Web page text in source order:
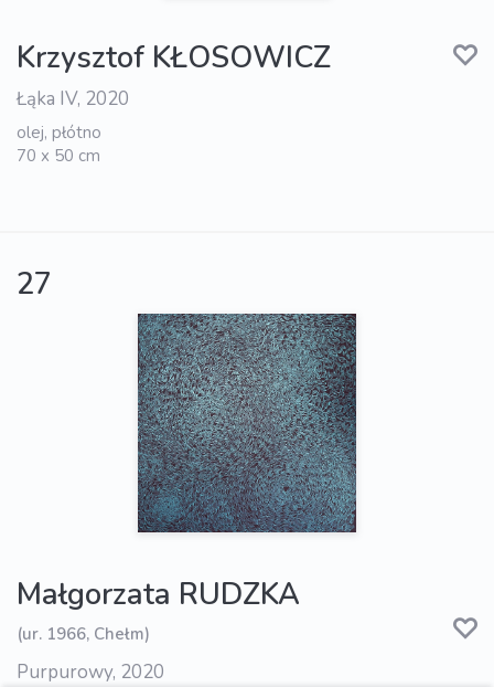
Krzysztof KŁOSOWICZ
Łąka IV, 2020
olej, płótno
70 x 50 cm
27
Małgorzata RUDZKA
(ur. 1966, Chełm)
Purpurowy, 2020